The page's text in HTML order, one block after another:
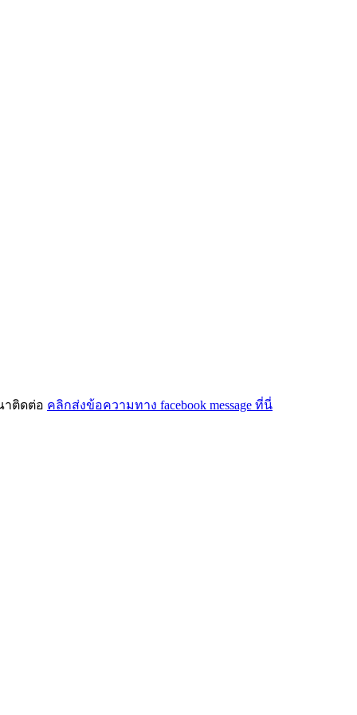
าติดต่อ คลิกส่งข้อความทาง facebook message ที่นี่